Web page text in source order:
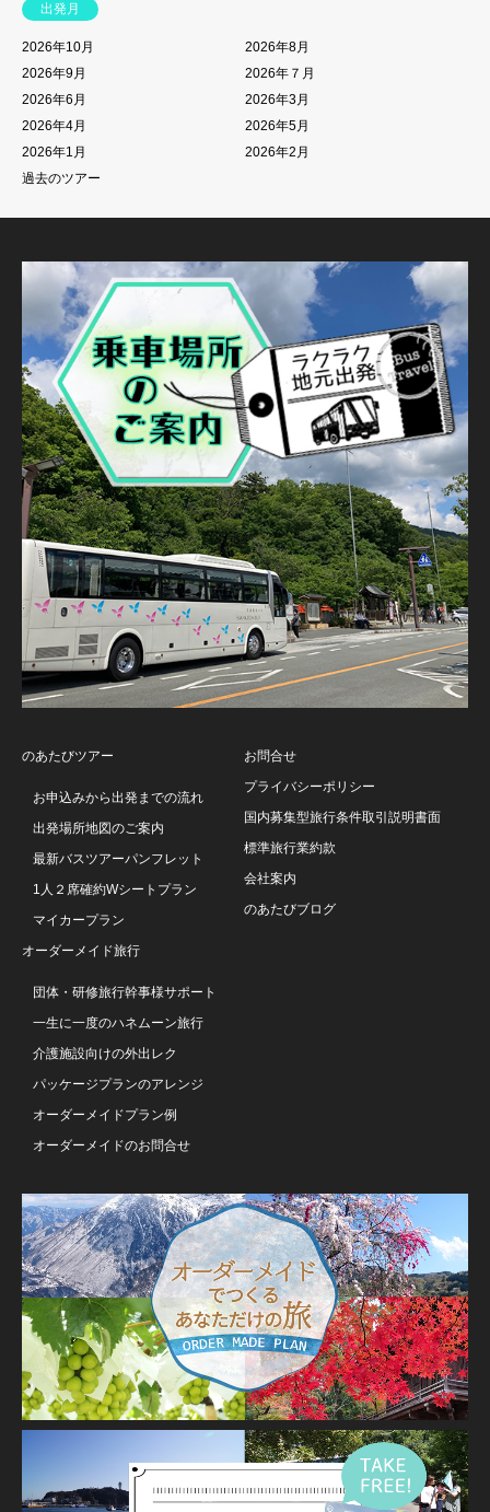
出発月
2026年10月
2026年8月
2026年9月
2026年７月
2026年6月
2026年3月
2026年4月
2026年5月
2026年1月
2026年2月
過去のツアー
のあたびツアー
お申込みから出発までの流れ
出発場所地図のご案内
最新バスツアーパンフレット
1人２席確約Wシートプラン
マイカープラン
オーダーメイド旅行
団体・研修旅行幹事様サポート
一生に一度のハネムーン旅行
介護施設向けの外出レク
パッケージプランのアレンジ
オーダーメイドプラン例
オーダーメイドのお問合せ
お問合せ
プライバシーポリシー
国内募集型旅行条件取引説明書面
標準旅行業約款
会社案内
のあたびブログ